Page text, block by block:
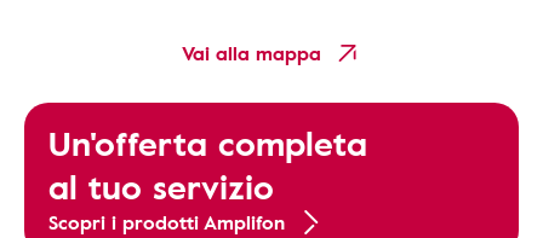
Vai alla mappa
Un'offerta completa
al tuo servizio
Scopri i prodotti Amplifon